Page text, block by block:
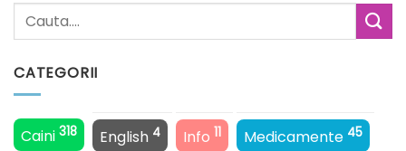
CATEGORII
Caini 318 English 4 Info 11 Medicamente 45